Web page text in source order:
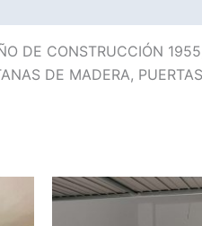
DE CONSTRUCCIÓN
DE MADERA,